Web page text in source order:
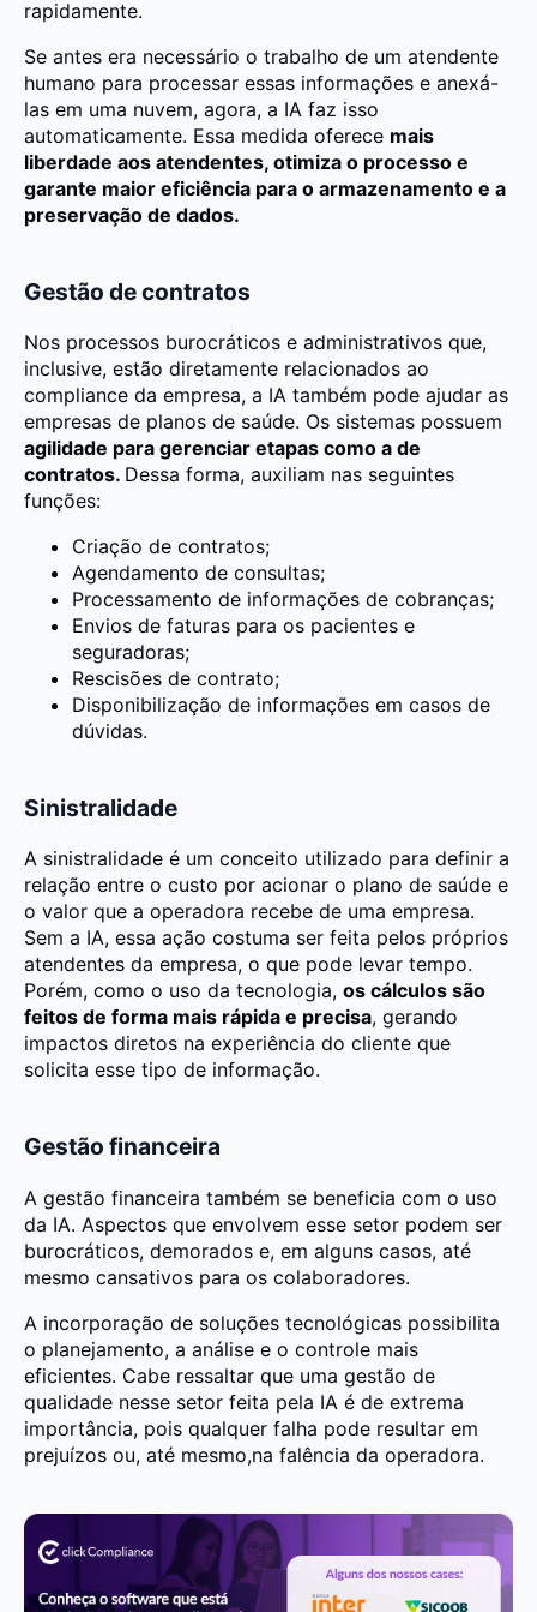
rapidamente.
Se antes era necessário o trabalho de um atendente
humano para processar essas informações e anexá-
las em uma nuvem, agora, a IA faz isso
automaticamente. Essa medida oferece mais
liberdade aos atendentes, otimiza o processo e
garante maior eficiência para o armazenamento e a
preservação de dados.
Gestão de contratos
Nos processos burocráticos e administrativos que,
inclusive, estão diretamente relacionados ao
compliance da empresa, a IA também pode ajudar as
empresas de planos de saúde. Os sistemas possuem
agilidade para gerenciar etapas como a de
contratos. Dessa forma, auxiliam nas seguintes
funções:
Criação de contratos;
Agendamento de consultas;
Processamento de informações de cobranças;
Envios de faturas para os pacientes e
seguradoras;
Rescisões de contrato;
Disponibilização de informações em casos de
dúvidas.
Sinistralidade
A sinistralidade é um conceito utilizado para definir a
relação entre o custo por acionar o plano de saúde e
o valor que a operadora recebe de uma empresa.
Sem a IA, essa ação costuma ser feita pelos próprios
atendentes da empresa, o que pode levar tempo.
Porém, como o uso da tecnologia, os cálculos são
feitos de forma mais rápida e precisa, gerando
impactos diretos na experiência do cliente que
solicita esse tipo de informação.
Gestão financeira
A gestão financeira também se beneficia com o uso
da IA. Aspectos que envolvem esse setor podem ser
burocráticos, demorados e, em alguns casos, até
mesmo cansativos para os colaboradores.
A incorporação de soluções tecnológicas possibilita
o planejamento, a análise e o controle mais
eficientes. Cabe ressaltar que uma gestão de
qualidade nesse setor feita pela IA é de extrema
importância, pois qualquer falha pode resultar em
prejuízos ou, até mesmo,na falência da operadora.